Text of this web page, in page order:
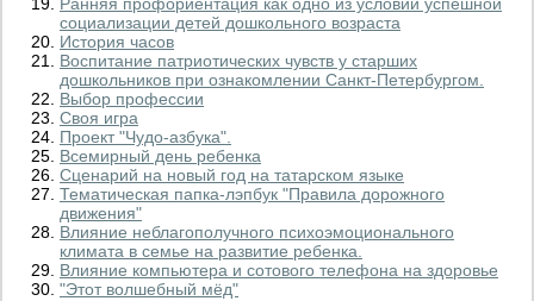
Ранняя профориентация как одно из условий успешной
социализации детей дошкольного возраста
История часов
Воспитание патриотических чувств у старших
дошкольников при ознакомлении Санкт-Петербургом.
Выбор профессии
Своя игра
Проект "Чудо-азбука".
Всемирный день ребенка
Сценарий на новый год на татарском языке
Тематическая папка-лэпбук "Правила дорожного
движения"
Влияние неблагополучного психоэмоционального
климата в семье на развитие ребенка.
Влияние компьютера и сотового телефона на здоровье
"Этот волшебный мёд"